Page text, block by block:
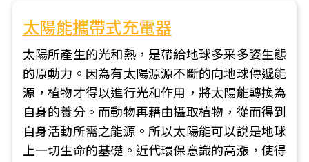
太陽能攜帶式充電器
太陽所產生的光和熱，是帶給地球多采多姿生態
的原動力。因為有太陽源源不斷的向地球傳遞能
源，植物才得以進行光和作用，將太陽能轉換為
自身的養分。而動物再藉由攝取植物，從而得到
自身活動所需之能源。所以太陽能可以說是地球
上一切生命的基礎。近代環保意識的高漲，使得